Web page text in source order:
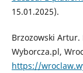
15.01.2025).
Brzozowski Artur.
Wyborcza.pl,
https://